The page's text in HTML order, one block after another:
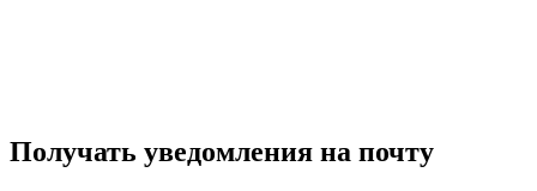
Получать уведомления на почту